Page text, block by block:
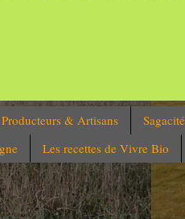
Producteurs & Artisans Sagacité
Les recettes de Vivre Bio